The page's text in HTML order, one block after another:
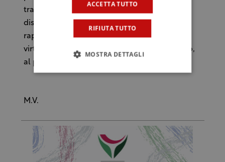
tradizioni storiche che non possano andare
disperse. In ogni caso la Doc Sicilia deve
rappresentare solo il primo passo di un ciclo
virtuoso che porti, tanto per fare un esempio,
al potenziamento delle strade del vino”.
M.V.
ACCETTA TUTTO
RIFIUTA TUTTO
MOSTRA DETTAGLI